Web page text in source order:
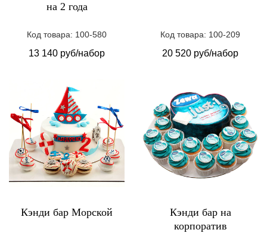
на 2 года
Код товара: 100-580
13 140 руб/набор
Код товара: 100-209
20 520 руб/набор
Кэнди бар Морской
Кэнди бар на
корпоратив